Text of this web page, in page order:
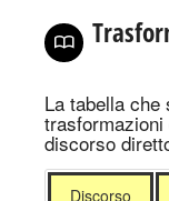
La tabella che
discorso
Discorso